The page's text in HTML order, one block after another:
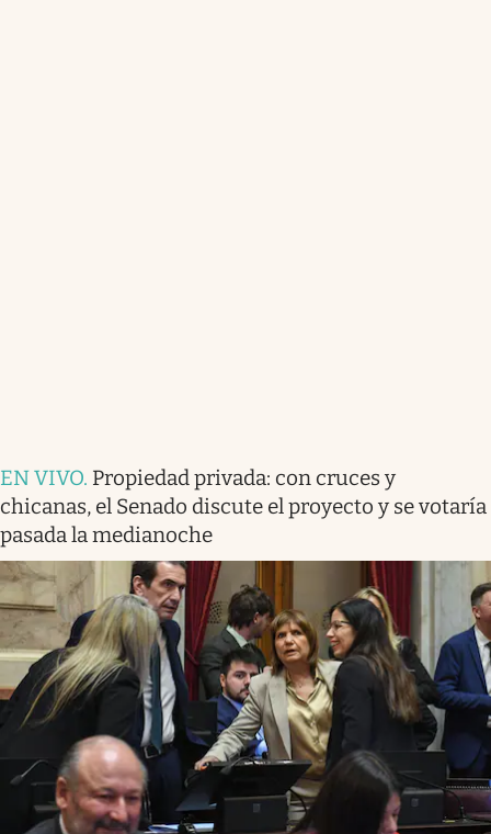
EN VIVO. Propiedad privada: con cruces y
chicanas, el Senado discute el proyecto y se votaría
pasada la medianoche